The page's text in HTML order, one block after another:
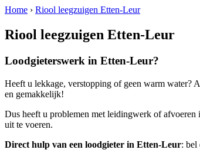
Home › Riool leegzuigen Etten-Leur
Riool leegzuigen Etten-Leur
Loodgieterswerk in Etten-Leur?
Heeft u lekkage, verstopping of geen warm water?
en gemakkelijk!
Dus heeft u problemen met leidingwerk of afvoeren
uit te voeren.
Direct hulp van een loodgieter in Etten-Leur: bel